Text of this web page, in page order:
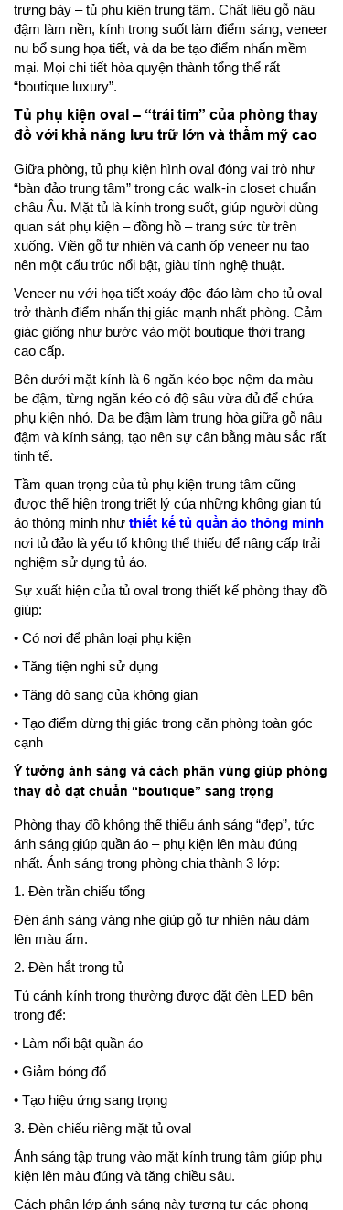
trưng bày – tủ phụ kiện trung tâm. Chất liệu gỗ nâu
đậm làm nền, kính trong suốt làm điểm sáng, veneer
nu bổ sung họa tiết, và da be tạo điểm nhấn mềm
mại. Mọi chi tiết hòa quyện thành tổng thể rất
“boutique luxury”.
Tủ phụ kiện oval – “trái tim” của phòng thay
đồ với khả năng lưu trữ lớn và thẩm mỹ cao
Giữa phòng, tủ phụ kiện hình oval đóng vai trò như
“bàn đảo trung tâm” trong các walk-in closet chuẩn
châu Âu. Mặt tủ là kính trong suốt, giúp người dùng
quan sát phụ kiện – đồng hồ – trang sức từ trên
xuống. Viền gỗ tự nhiên và cạnh ốp veneer nu tạo
nên một cấu trúc nổi bật, giàu tính nghệ thuật.
Veneer nu với họa tiết xoáy độc đáo làm cho tủ oval
trở thành điểm nhấn thị giác mạnh nhất phòng. Cảm
giác giống như bước vào một boutique thời trang
cao cấp.
Bên dưới mặt kính là 6 ngăn kéo bọc nệm da màu
be đậm, từng ngăn kéo có độ sâu vừa đủ để chứa
phụ kiện nhỏ. Da be đậm làm trung hòa giữa gỗ nâu
đậm và kính sáng, tạo nên sự cân bằng màu sắc rất
tinh tế.
Tầm quan trọng của tủ phụ kiện trung tâm cũng
được thể hiện trong triết lý của những không gian tủ
áo thông minh như thiết kế tủ quần áo thông minh
nơi tủ đảo là yếu tố không thể thiếu để nâng cấp trải
nghiệm sử dụng tủ áo.
Sự xuất hiện của tủ oval trong thiết kế phòng thay đồ
giúp:
• Có nơi để phân loại phụ kiện
• Tăng tiện nghi sử dụng
• Tăng độ sang của không gian
• Tạo điểm dừng thị giác trong căn phòng toàn góc
cạnh
Ý tưởng ánh sáng và cách phân vùng giúp phòng
thay đồ đạt chuẩn “boutique” sang trọng
Phòng thay đồ không thể thiếu ánh sáng “đẹp”, tức
ánh sáng giúp quần áo – phụ kiện lên màu đúng
nhất. Ánh sáng trong phòng chia thành 3 lớp:
1. Đèn trần chiếu tổng
Đèn ánh sáng vàng nhẹ giúp gỗ tự nhiên nâu đậm
lên màu ấm.
2. Đèn hắt trong tủ
Tủ cánh kính trong thường được đặt đèn LED bên
trong để:
• Làm nổi bật quần áo
• Giảm bóng đổ
• Tạo hiệu ứng sang trọng
3. Đèn chiếu riêng mặt tủ oval
Ánh sáng tập trung vào mặt kính trung tâm giúp phụ
kiện lên màu đúng và tăng chiều sâu.
Cách phân lớp ánh sáng này tương tự các phong